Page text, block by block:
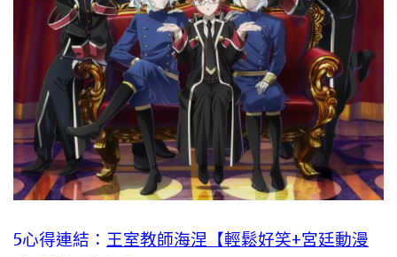
5心得連結： 王室教師海涅【輕鬆好笑+宮廷動漫